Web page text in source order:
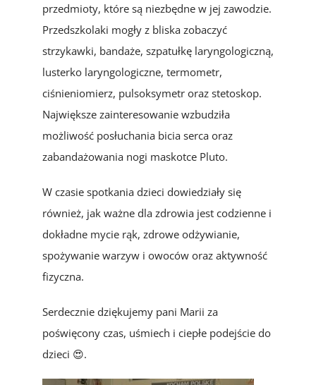
przedmioty, które są niezbędne w jej zawodzie.
Przedszkolaki mogły z bliska zobaczyć
strzykawki, bandaże, szpatułkę laryngologiczną,
lusterko laryngologiczne, termometr,
ciśnieniomierz, pulsoksymetr oraz stetoskop.
Największe zainteresowanie wzbudziła
możliwość posłuchania bicia serca oraz
zabandażowania nogi maskotce Pluto.
W czasie spotkania dzieci dowiedziały się
również, jak ważne dla zdrowia jest codzienne i
dokładne mycie rąk, zdrowe odżywianie,
spożywanie warzyw i owoców oraz aktywność
fizyczna.
Serdecznie dziękujemy pani Marii za
poświęcony czas, uśmiech i ciepłe podejście do
dzieci 😍.